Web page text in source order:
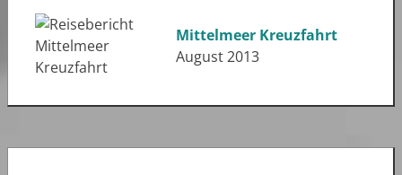
Mittelmeer Kreuzfahrt
August 2013